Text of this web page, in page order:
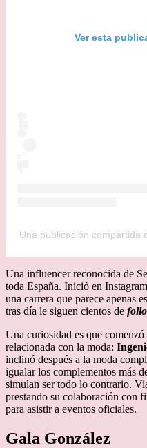
Ver esta
Una publicación compartida
Una influencer reconocida de
toda España. Inició en
una carrera que parece apenas
tras día le siguen cientos de
Una curiosidad es que
relacionada con la moda:
inclinó después a la moda
igualar los complementos más
simulan ser todo lo contrario.
prestando su colaboración con
para asistir a eventos oficiales.
Gala González